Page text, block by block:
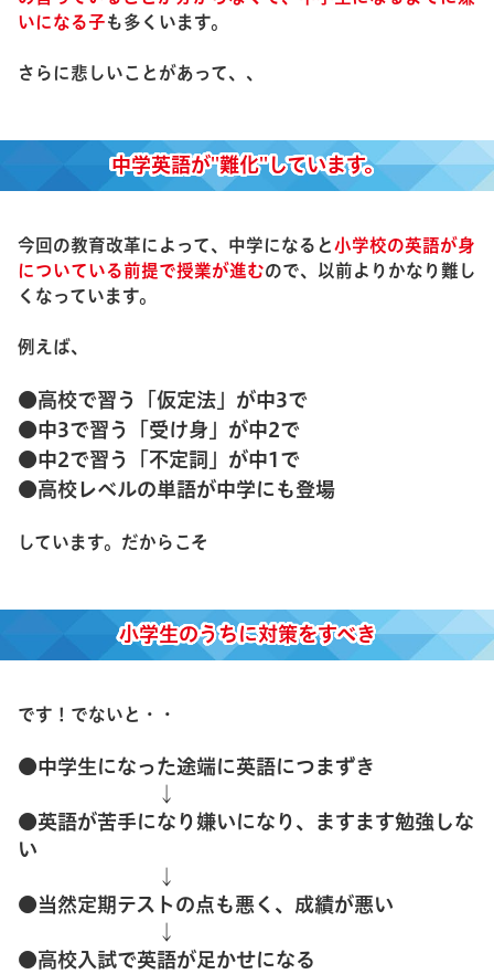
いになる子も多くいます。
さらに悲しいことがあって、、
中学英語が''難化''しています。
今回の教育改革によって、中学になると小学校の英語が身
についている前提で授業が進むので、以前よりかなり難し
くなっています。
例えば、
●高校で習う「仮定法」が中3で
●中3で習う「受け身」が中2で
●中2で習う「不定詞」が中1で
●高校レベルの単語が中学にも登場
しています。だからこそ
小学生のうちに対策をすべき
です！でないと・・
●中学生になった途端に英語につまずき
↓
●英語が苦手になり嫌いになり、ますます勉強しな
い
↓
●当然定期テストの点も悪く、成績が悪い
↓
●高校入試で英語が足かせになる